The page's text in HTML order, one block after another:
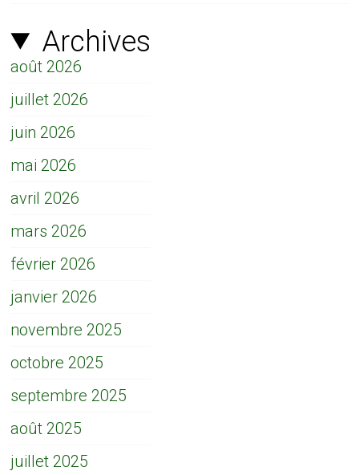
Archives
août 2026
juillet 2026
juin 2026
mai 2026
avril 2026
mars 2026
février 2026
janvier 2026
novembre 2025
octobre 2025
septembre 2025
août 2025
juillet 2025